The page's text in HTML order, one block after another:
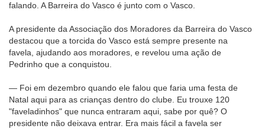
falando. A Barreira do Vasco é junto com o Vasco.
A presidente da Associação dos Moradores da Barreira do Vasco
destacou que a torcida do Vasco está sempre presente na
favela, ajudando aos moradores, e revelou uma ação de
Pedrinho que a conquistou.
— Foi em dezembro quando ele falou que faria uma festa de
Natal aqui para as crianças dentro do clube. Eu trouxe 120
"faveladinhos" que nunca entraram aqui, sabe por quê? O
presidente não deixava entrar. Era mais fácil a favela ser